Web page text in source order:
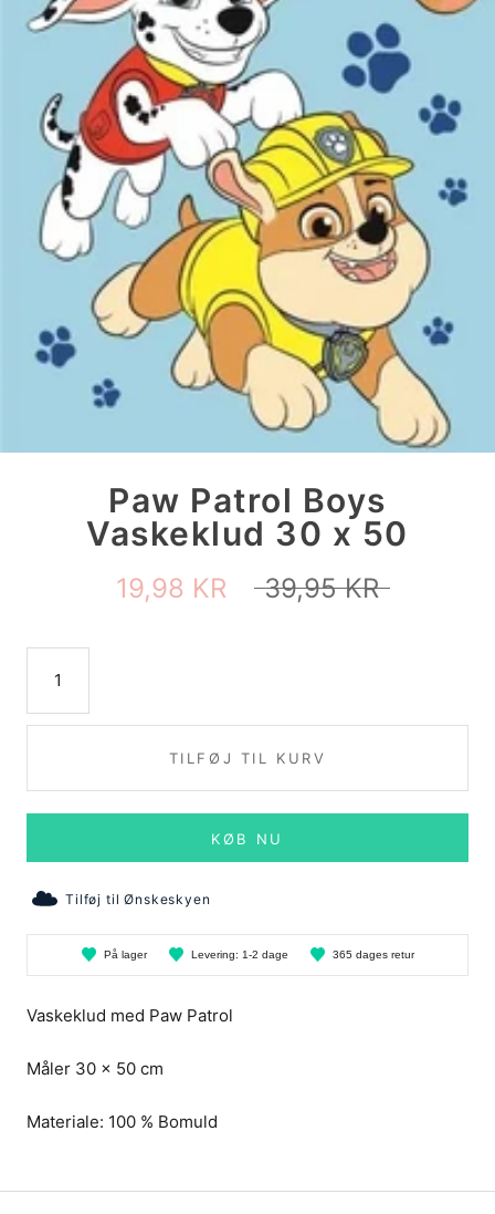
Paw Patrol Boys
Vaskeklud 30 x 50
19,98 KR 39,95 KR
TILFØJ TIL KURV
KØB NU
Tilføj til Ønskeskyen
På lager Levering: 1-2 dage 365 dages retur
Vaskeklud med Paw Patrol
Måler 30 x 50 cm
Materiale: 100 % Bomuld